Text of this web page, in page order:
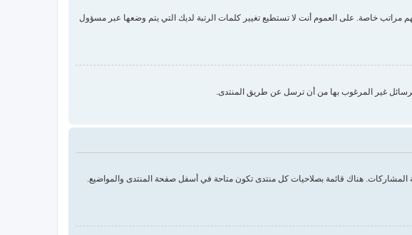
خاصة. على العموم أنت لا تستطيع تغيير كلمات الرتبة لديك التي يتم وضعها عبر مسؤول
غير المرغوب بها من أن ترسل عن طريق المنتدى.
هناك قائمة بصلاحيات كل منتدى تكون متاحة في أسفل صفحة المنتدى والمواضيع.